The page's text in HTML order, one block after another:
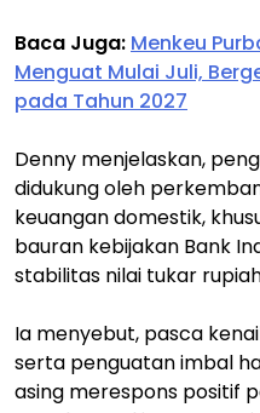
Baca Juga: Menkeu
Menguat Mulai Juli,
pada Tahun 2027
Denny menjelaskan,
didukung oleh
keuangan domestik,
bauran kebijakan Bank
stabilitas nilai tukar
Ia menyebut, pasca
serta penguatan imbal
asing merespons positif